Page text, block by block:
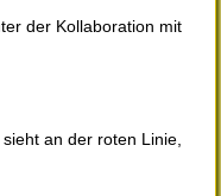
der Kollaboration mit
an der roten Linie,